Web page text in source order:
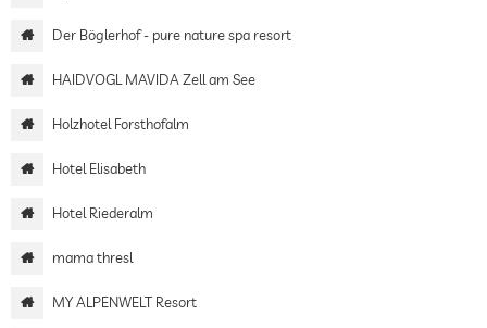
Der Böglerhof - pure nature spa resort
HAIDVOGL MAVIDA Zell am See
Holzhotel Forsthofalm
Hotel Elisabeth
Hotel Riederalm
mama thresl
MY ALPENWELT Resort